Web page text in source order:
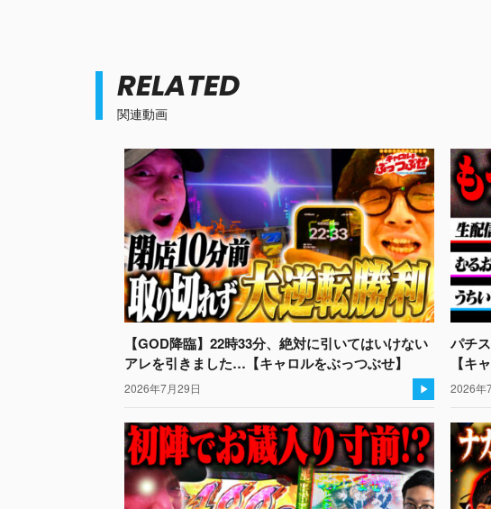
関連動画
RELATED
【GOD降臨】22時33分、絶対に引いてはいけない
アレを引きました…【キャロルをぶっつぶせ】
2026年7月29日
パチ
【キ
2026年